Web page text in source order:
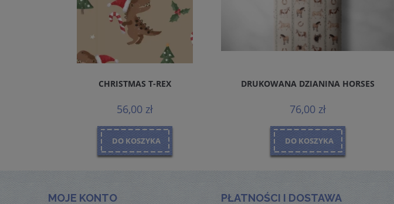
CHRISTMAS T-REX
56,00 zł
DO KOSZYKA
DRUKOWANA DZIANINA HORSES
76,00 zł
DO KOSZYKA
MOJE KONTO PŁATNOŚCI I DOSTAWA